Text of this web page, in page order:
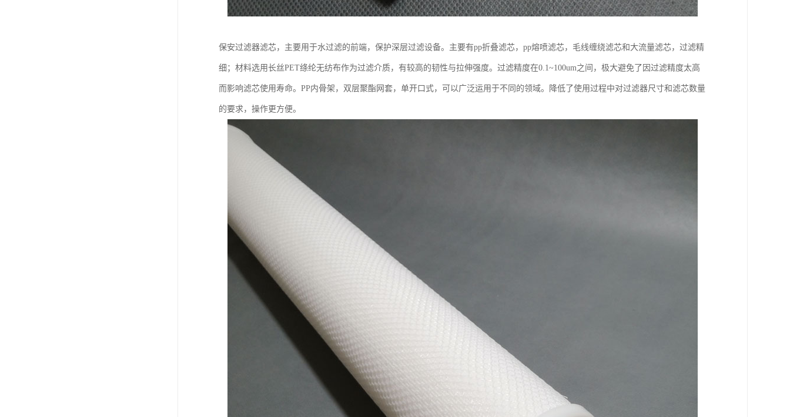
保安过滤器滤芯，主要用于水过滤的前端，保护深层过滤设备。主要有pp折叠滤芯，pp熔喷滤芯，毛线缠绕滤芯和大流量滤芯，过滤精
细；材料选用长丝PET绦纶无纺布作为过滤介质，有较高的韧性与拉伸强度。过滤精度在0.1~100um之间，极大避免了因过滤精度太高
而影响滤芯使用寿命。PP内骨架，双层聚酯网套，单开口式，可以广泛运用于不同的领域。降低了使用过程中对过滤器尺寸和滤芯数量
的要求，操作更方便。